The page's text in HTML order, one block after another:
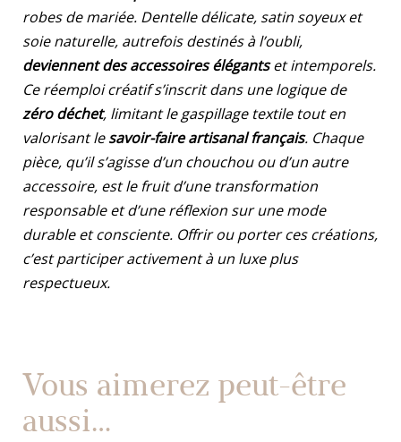
robes de mariée. Dentelle délicate, satin soyeux et
soie naturelle, autrefois destinés à l’oubli,
deviennent des accessoires élégantset intemporels.
Ce réemploi créatif s’inscrit dans une logique de
zéro déchet, limitant le gaspillage textile tout en
valorisant le savoir-faire artisanal français. Chaque
pièce, qu’il s’agisse d’un chouchou ou d’un autre
accessoire, est le fruit d’une transformation
responsable et d’une réflexion sur une mode
durable et consciente. Offrir ou porter ces créations,
c’est participer activement à un luxe plus
respectueux.
Vous aimerez peut-être
aussi…